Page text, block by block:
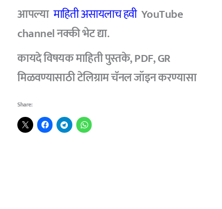
आपल्या माहिती असायलाच हवी YouTube
channelनक्की भेट द्या.
कायदे विषयक माहिती पुस्तके, PDF, GR
मिळवण्यासाठी टेलिग्राम चॅनल जॉइन करण्यासा
Share: